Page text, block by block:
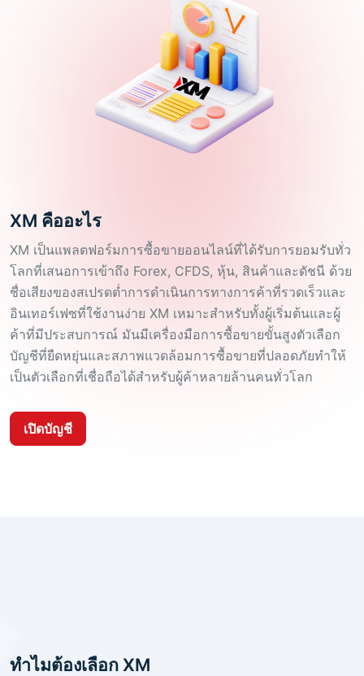
XM คืออะไร
XM เป็นแพลตฟอร์มการซื้อขายออนไลน์ที่ได้รับการยอมรับทั่ว
โลกที่เสนอการเข้าถึง Forex, CFDS, หุ้น, สินค้าและดัชนี ด้วย
ชื่อเสียงของสเปรดต่ำการดำเนินการทางการค้าที่รวดเร็วและ
อินเทอร์เฟซที่ใช้งานง่าย XM เหมาะสำหรับทั้งผู้เริ่มต้นและผู้
ค้าที่มีประสบการณ์ มันมีเครื่องมือการซื้อขายขั้นสูงตัวเลือก
บัญชีที่ยืดหยุ่นและสภาพแวดล้อมการซื้อขายที่ปลอดภัยทำให้
เป็นตัวเลือกที่เชื่อถือได้สำหรับผู้ค้าหลายล้านคนทั่วโลก
เปิดบัญชี
ทำไมต้องเลือก XM